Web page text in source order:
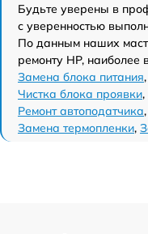
Будьте уверены в
с уверенностью
По данным наших
ремонту HP, наиболее
Замена блока питания,
Чистка блока проявки,
Ремонт автоподатчика,
Замена термопленки,